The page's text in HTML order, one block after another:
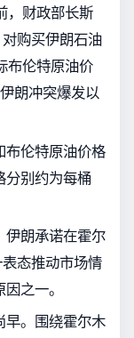
，财政部长斯
购买伊朗石油
布伦特原油价
朗冲突爆发以
布伦特原油价格
分别约为每桶
伊朗承诺在霍尔
态推动市场情
之一。
早。围绕霍尔木